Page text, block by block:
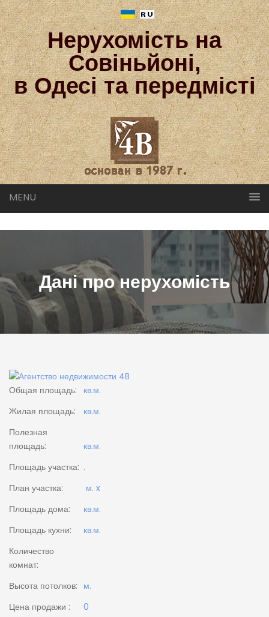
Нерухомість на
Совіньйоні,
в Одесі та передмісті
MENU
Дані про нерухомість
Общая площадь:
кв.м.
Жилая площадь:
кв.м.
Полезная
площадь:
кв.м.
Площадь участка: .
План участка:
м. x
Площадь дома:
кв.м.
Площадь кухни:
кв.м.
Количество
комнат:
Высота потолков: м.
Цена продажи :
0